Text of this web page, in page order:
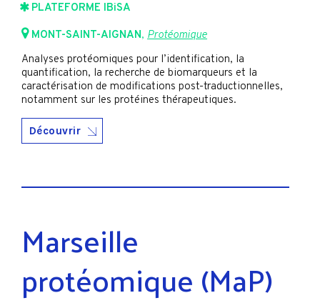
PLATEFORME IBiSA
MONT-SAINT-AIGNAN, Protéomique
Analyses protéomiques pour l’identification, la
quantification, la recherche de biomarqueurs et la
caractérisation de modifications post-traductionnelles,
notamment sur les protéines thérapeutiques.
Découvrir
Marseille
protéomique (MaP)